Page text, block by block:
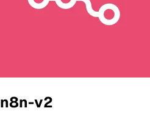
n8n-v2